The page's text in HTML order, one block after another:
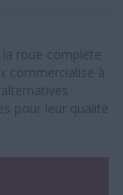
roue complète
commercialise à
pour leur qualité